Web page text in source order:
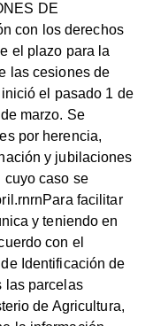
DE
con los derechos
el plazo para la
las cesiones de
el pasado 1 de
marzo. Se
por herencia,
y jubilaciones
cuyo caso se
facilitar
y teniendo en
con el
Identificación de
las parcelas
de Agricultura,